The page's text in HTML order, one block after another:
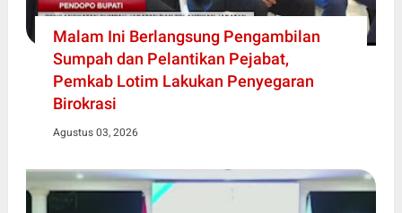
Malam Ini Berlangsung Pengambilan
Sumpah dan Pelantikan Pejabat,
Pemkab Lotim Lakukan Penyegaran
Birokrasi
Agustus 03, 2026